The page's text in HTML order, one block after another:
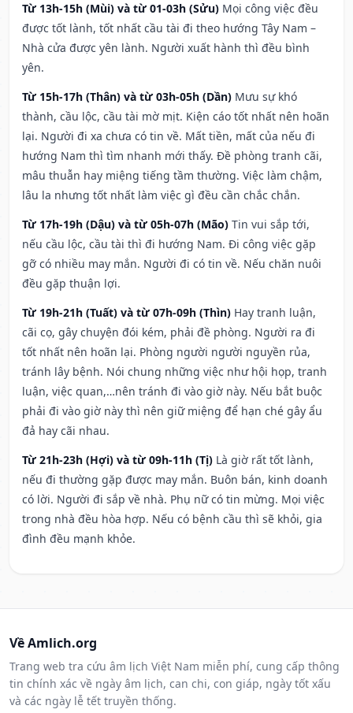
Từ 13h-15h (Mùi) và từ 01-03h (Sửu) Mọi công việc đều
được tốt lành, tốt nhất cầu tài đi theo hướng Tây Nam –
Nhà cửa được yên lành. Người xuất hành thì đều bình
yên.
Từ 15h-17h (Thân) và từ 03h-05h (Dần) Mưu sự khó
thành, cầu lộc, cầu tài mờ mịt. Kiện cáo tốt nhất nên hoãn
lại. Người đi xa chưa có tin về. Mất tiền, mất của nếu đi
hướng Nam thì tìm nhanh mới thấy. Đề phòng tranh cãi,
mâu thuẫn hay miệng tiếng tầm thường. Việc làm chậm,
lâu la nhưng tốt nhất làm việc gì đều cần chắc chắn.
Từ 17h-19h (Dậu) và từ 05h-07h (Mão) Tin vui sắp tới,
nếu cầu lộc, cầu tài thì đi hướng Nam. Đi công việc gặp
gỡ có nhiều may mắn. Người đi có tin về. Nếu chăn nuôi
đều gặp thuận lợi.
Từ 19h-21h (Tuất) và từ 07h-09h (Thìn) Hay tranh luận,
cãi cọ, gây chuyện đói kém, phải đề phòng. Người ra đi
tốt nhất nên hoãn lại. Phòng người người nguyền rủa,
tránh lây bệnh. Nói chung những việc như hội họp, tranh
luận, việc quan,…nên tránh đi vào giờ này. Nếu bắt buộc
phải đi vào giờ này thì nên giữ miệng để hạn ché gây ẩu
đả hay cãi nhau.
Từ 21h-23h (Hợi) và từ 09h-11h (Tị) Là giờ rất tốt lành,
nếu đi thường gặp được may mắn. Buôn bán, kinh doanh
có lời. Người đi sắp về nhà. Phụ nữ có tin mừng. Mọi việc
trong nhà đều hòa hợp. Nếu có bệnh cầu thì sẽ khỏi, gia
đình đều mạnh khỏe.
Về Amlich.org
Trang web tra cứu âm lịch Việt Nam miễn phí, cung cấp thông
tin chính xác về ngày âm lịch, can chi, con giáp, ngày tốt xấu
và các ngày lễ tết truyền thống.